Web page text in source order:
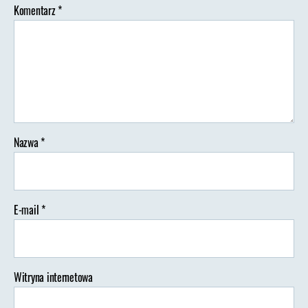
Komentarz*
Nazwa*
E-mail*
Witryna internetowa